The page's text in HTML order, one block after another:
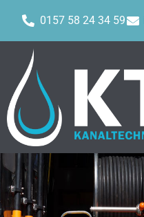
0157 58 24 34 59